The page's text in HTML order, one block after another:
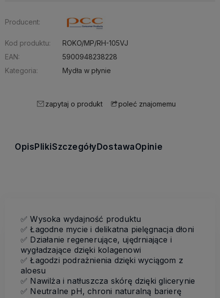
Producent:
Kod produktu:
ROKO/MP/RH-105VJ
EAN:
5900948238228
Kategoria:
Mydła w płynie
zapytaj o produkt poleć znajomemu
OpisPlikiSzczegółyDostawaOpinie
✅ Wysoka wydajność produktu
✅ Łagodne mycie i delikatna pielęgnacja dłoni
✅ Działanie regenerujące, ujędrniające i
wygładzające dzięki kolagenowi
✅ Łagodzi podrażnienia dzięki wyciągom z
aloesu
✅ Nawilża i natłuszcza skórę dzięki glicerynie
✅ Neutralne pH, chroni naturalną barierę